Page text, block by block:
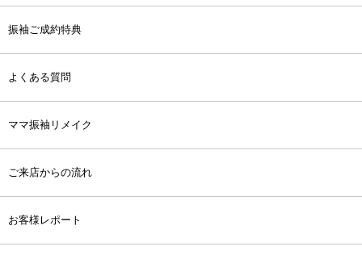
振袖ご成約特典
よくある質問
ママ振袖リメイク
ご来店からの流れ
お客様レポート